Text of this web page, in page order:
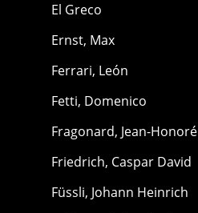
El Greco
Ernst, Max
Ferrari, León
Fetti, Domenico
Fragonard, Jean-Honoré
Friedrich, Caspar David
Füssli, Johann Heinrich